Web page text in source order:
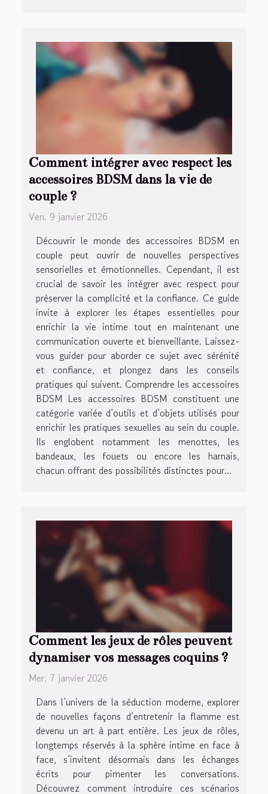
Comment intégrer avec respect les
accessoires BDSM dans la vie de
couple ?
Ven. 9 janvier 2026
Découvrir le monde des accessoires BDSM en
couple peut ouvrir de nouvelles perspectives
sensorielles et émotionnelles. Cependant, il est
crucial de savoir les intégrer avec respect pour
préserver la complicité et la confiance. Ce guide
invite à explorer les étapes essentielles pour
enrichir la vie intime tout en maintenant une
communication ouverte et bienveillante. Laissez-
vous guider pour aborder ce sujet avec sérénité
et confiance, et plongez dans les conseils
pratiques qui suivent. Comprendre les accessoires
BDSM Les accessoires BDSM constituent une
catégorie variée d’outils et d’objets utilisés pour
enrichir les pratiques sexuelles au sein du couple.
Ils englobent notamment les menottes, les
bandeaux, les fouets ou encore les harnais,
chacun offrant des possibilités distinctes pour...
Comment les jeux de rôles peuvent
dynamiser vos messages coquins ?
Mer. 7 janvier 2026
Dans l’univers de la séduction moderne, explorer
de nouvelles façons d’entretenir la flamme est
devenu un art à part entière. Les jeux de rôles,
longtemps réservés à la sphère intime en face à
face, s’invitent désormais dans les échanges
écrits pour pimenter les conversations.
Découvrez comment introduire ces scénarios